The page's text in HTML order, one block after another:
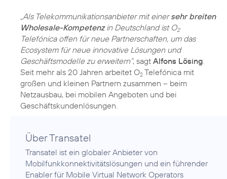
„Als Telekommunikationsanbieter mit einersehr breiten
Wholesale-Kompetenzin Deutschland ist O2
Telefónica offen für neue Partnerschaften, um das
Ecosystem für neue innovative Lösungen und
Geschäftsmodelle zu erweitern“, sagt Alfons Lösing.
Seit mehr als 20 Jahren arbeitet O2 Telefónica mit
großen und kleinen Partnern zusammen – beim
Netzausbau, bei mobilen Angeboten und bei
Geschäftskundenlösungen.
Über Transatel
Transatel ist ein globaler Anbieter von
Mobilfunkkonnektivitätslösungen und ein führender
Enabler für Mobile Virtual Network Operators